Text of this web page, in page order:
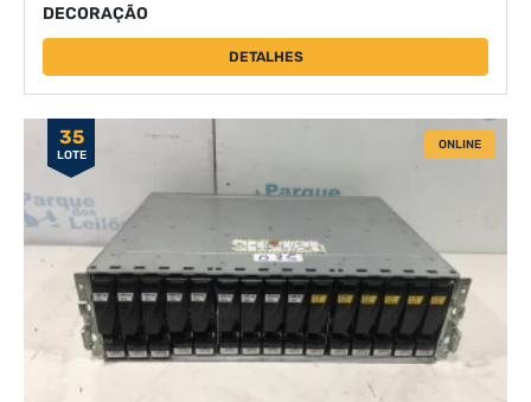
DECORAÇÃO
DETALHES
35
LOTE
ONLINE